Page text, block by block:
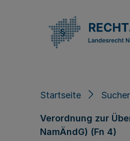
Startseite
Verordnung zur
NamÄndG) (Fn 4)